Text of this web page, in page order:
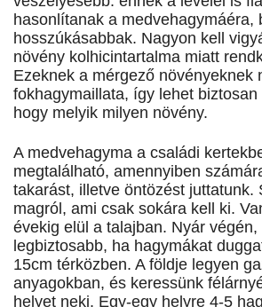
hasonlítanak a medvehagymáéra,
hosszúkásabbak. Nagyon kell
növény kolhicintartalma miatt
Ezeknek a mérgező növényeknek
fokhagymaillata, így lehet
hogy melyik milyen növény.
A medvehagyma a családi
megtalálható, amennyiben
takarást, illetve öntözést juttatunk.
magról, ami csak sokára kell ki.
évekig elül a talajban. Nyár
legbiztosabb, ha hagymákat
15cm térközben. A földje legyen
anyagokban, és keressünk
helyet neki. Egy-egy helyre 4-5